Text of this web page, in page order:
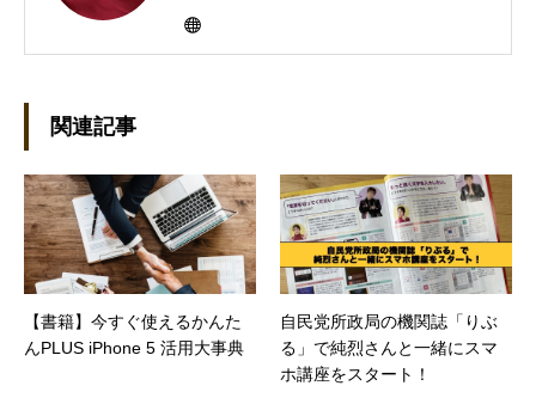
にHP100LXと出会ったのをきかっけに、フリ
制作。プライベートでは、井上円了哲学塾の第
一期修了生として「哲学カフェ＠神保町」の世
話人、2020年以降は「なごテツ」のオンライン
カフェの世話人を務める。趣味は考えること。
関連記事
【書籍】今すぐ使えるかんた
んPLUS iPhone 5 活用大事典
自民党所政局の機関誌「りぶ
る」で純烈さんと一緒にスマ
ホ講座をスタート！